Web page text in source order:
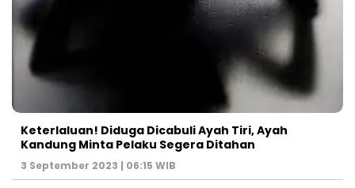
Keterlaluan! Diduga Dicabuli Ayah Tiri, Ayah
Kandung Minta Pelaku Segera Ditahan
3 September 2023 | 06:15 WIB